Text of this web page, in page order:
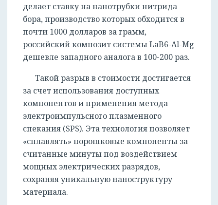
делает ставку на нанотрубки нитрида
бора, производство которых обходится в
почти 1000 долларов за грамм,
российский композит системы LaB6-Al-Mg
дешевле западного аналога в 100-200 раз.
Такой разрыв в стоимости достигается
за счет использования доступных
компонентов и применения метода
электроимпульсного плазменного
спекания (SPS). Эта технология позволяет
«сплавлять» порошковые компоненты за
считанные минуты под воздействием
мощных электрических разрядов,
сохраняя уникальную наноструктуру
материала.
РЕГИСТРАЦИЯ